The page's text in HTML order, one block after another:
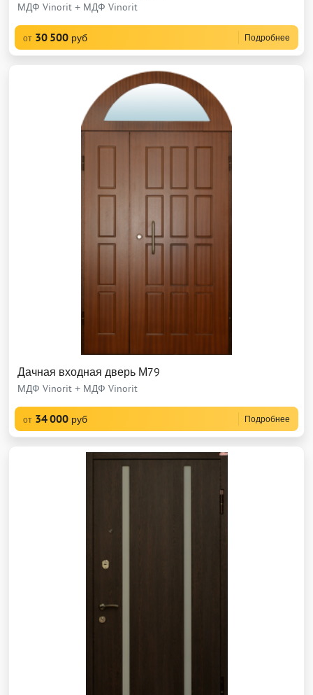
МДФ Vinorit + МДФ Vinorit
от 30 500 руб Подробнее
Дачная входная дверь М79
МДФ Vinorit + МДФ Vinorit
от 34 000 руб Подробнее